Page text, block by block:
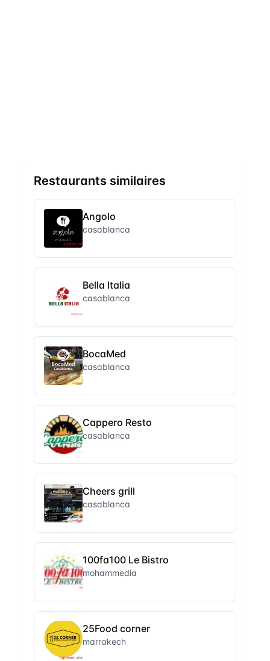
Restaurants similaires
Angolo
casablanca
Bella Italia
casablanca
BocaMed
casablanca
Cappero Resto
casablanca
Cheers grill
casablanca
100fa100 Le Bistro
mohammedia
25Food corner
marrakech